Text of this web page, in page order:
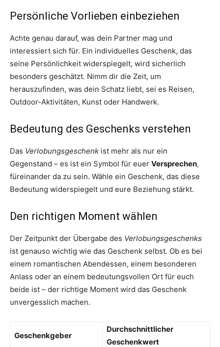
Persönliche Vorlieben einbeziehen
Achte genau darauf, was dein Partner mag und
interessiert sich für. Ein individuelles Geschenk, das
seine Persönlichkeit widerspiegelt, wird sicherlich
besonders geschätzt. Nimm dir die Zeit, um
herauszufinden, was dein Schatz liebt, sei es Reisen,
Outdoor-Aktivitäten, Kunst oder Handwerk.
Bedeutung des Geschenks verstehen
Das Verlobungsgeschenk ist mehr als nur ein
Gegenstand – es ist ein Symbol für euer Versprechen,
füreinander da zu sein. Wähle ein Geschenk, das diese
Bedeutung widerspiegelt und eure Beziehung stärkt.
Den richtigen Moment wählen
Der Zeitpunkt der Übergabe des Verlobungsgeschenks
ist genauso wichtig wie das Geschenk selbst. Ob es bei
einem romantischen Abendessen, einem besonderen
Anlass oder an einem bedeutungsvollen Ort für euch
beide ist – der richtige Moment wird das Geschenk
unvergesslich machen.
Geschenkgeber
Durchschnittlicher
Geschenkwert